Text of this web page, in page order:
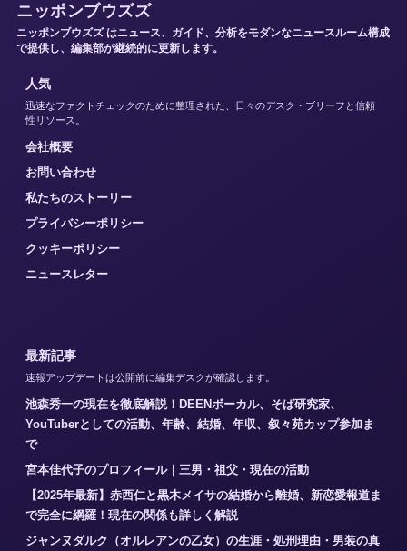
ニッポンブウズズ
ニッポンブウズズ はニュース、ガイド、分析をモダンなニュースルーム構成
で提供し、編集部が継続的に更新します。
人気
迅速なファクトチェックのために整理された、日々のデスク・ブリーフと信頼
性リソース。
会社概要
お問い合わせ
私たちのストーリー
プライバシーポリシー
クッキーポリシー
ニュースレター
最新記事
速報アップデートは公開前に編集デスクが確認します。
池森秀一の現在を徹底解説！DEENボーカル、そば研究家、
YouTuberとしての活動、年齢、結婚、年収、叙々苑カップ参加ま
で
宮本佳代子のプロフィール｜三男・祖父・現在の活動
【2025年最新】赤西仁と黒木メイサの結婚から離婚、新恋愛報道ま
で完全に網羅！現在の関係も詳しく解説
ジャンヌダルク（オルレアンの乙女）の生涯・処刑理由・男装の真